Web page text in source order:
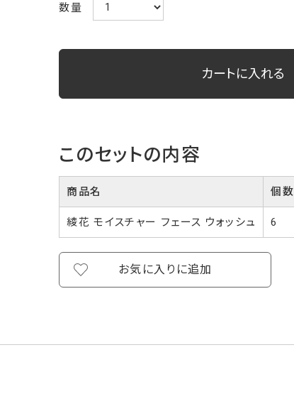
数量
カートに入れる
このセットの内容
商品名 個数
綾花 モイスチャー フェース ウォッシュ 6
お気に入りに追加